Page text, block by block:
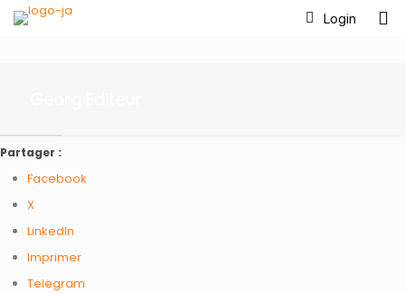
Login
Partager :
Facebook
X
LinkedIn
Imprimer
Telegram